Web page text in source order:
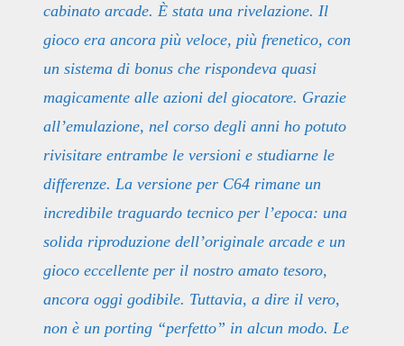
cabinato arcade. È stata una rivelazione. Il
gioco era ancora più veloce, più frenetico, con
un sistema di bonus che rispondeva quasi
magicamente alle azioni del giocatore. Grazie
all’emulazione, nel corso degli anni ho potuto
rivisitare entrambe le versioni e studiarne le
differenze. La versione per C64 rimane un
incredibile traguardo tecnico per l’epoca: una
solida riproduzione dell’originale arcade e un
gioco eccellente per il nostro amato tesoro,
ancora oggi godibile. Tuttavia, a dire il vero,
non è un porting “perfetto” in alcun modo. Le